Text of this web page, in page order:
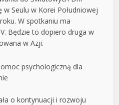
Seulu w Korei Południowej
W spotkaniu ma
Będzie to dopiero druga w
w Azji.
psychologiczną dla
o kontynuacji i rozwoju